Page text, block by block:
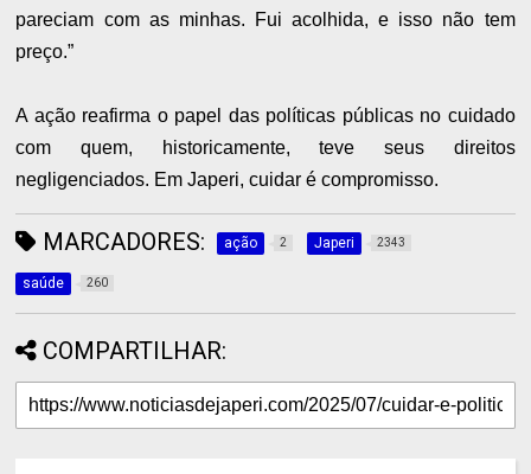
pareciam com as minhas. Fui acolhida, e isso não tem
preço.”
A ação reafirma o papel das políticas públicas no cuidado
com quem, historicamente, teve seus direitos
negligenciados. Em Japeri, cuidar é compromisso.
MARCADORES: ação 2 Japeri 2343
saúde 260
COMPARTILHAR: